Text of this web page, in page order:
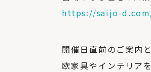
https://saijo-
開催日直前のご案内
欧家具やインテリア